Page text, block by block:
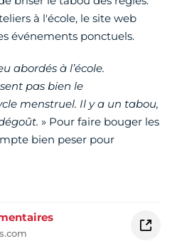
à l'école, le site web
événements ponctuels.
abordés à l’école.
pas bien le
menstruel. Il y a un tabou,
» Pour faire bouger les
bien peser pour